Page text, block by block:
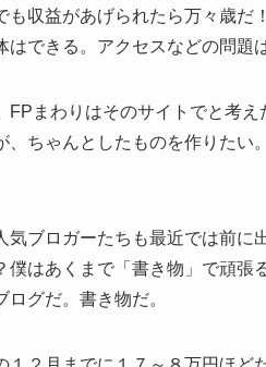
収益があげられたら万々歳だ
できる。アクセスなどの問題
まわりはそのサイトでと考
ちゃんとしたものを作りたい
ブロガーたちも最近では前に
はあくまで「書き物」で頑張
ログだ。書き物だ。